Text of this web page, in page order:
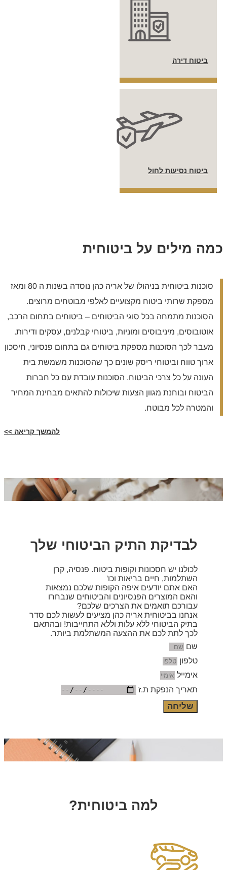
ביטוח דירה
ביטוח נסיעות לחול
כמה מילים על ביטוחית
סוכנות ביטוחית בניהולו של אריה כהן נוסדה בשנות ה 80 ומאז
מספקת שרותי ביטוח מקצועיים לאלפי מבוטחים מרוצים.
הסוכנות מתמחה בכל סוגי הביטוחים – ביטוחים בתחום הרכב,
אוטובוסים, מיניבוסים ומוניות, ביטוחי קבלנים, עסקים ודירות.
מעבר לכך הסוכנות מספקת ביטוחים גם בתחום פנסיוני, חיסכון
ארוך טווח וביטוחי ריסק שונים כך שהסוכנות משמשת בית
העונה על כל צרכי הביטוח. הסוכנות עובדת עם כל חברות
הביטוח ובוחנת מגוון הצעות שיכולות להתאים מבחינת המחיר
והמטרה לכל מבוטח.
להמשך קריאה >>
לבדיקת התיק הביטוחי שלך
לכולנו יש חסכונות וקופות ביטוח. פנסיה, קרן
השתלמות, חיים בריאות וכו'
האם אתם יודעים איפה הקופות שלכם נמצאות
והאם המוצרים הפנסיונים והביטוחים שנבחרו
עבורכם תואמים את הצרכים שלכם?
אנחנו בביטוחית אריה כהן מציעים לעשות לכם סדר
בתיק הביטוחי ללא עלות וללא התחייבות! ובהתאם
לכך לתת לכם את ההצעה המשתלמת ביותר.
שם
טלפון
אימייל
תאריך הנפקת ת.ז
שליחה
למה ביטוחית?